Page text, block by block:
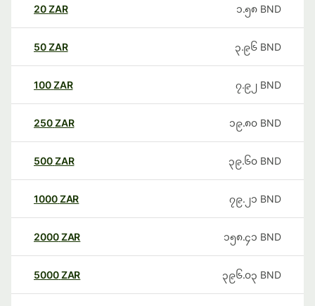
20ZAR ၁.၅၈ BND
50ZAR ၃.၉၆ BND
100ZAR ၇.၉၂ BND
250ZAR ၁၉.၈၀ BND
500ZAR ၃၉.၆၀ BND
1000ZAR ၇၉.၂၁ BND
2000ZAR ၁၅၈.၄၁ BND
5000ZAR ၃၉၆.၀၃ BND